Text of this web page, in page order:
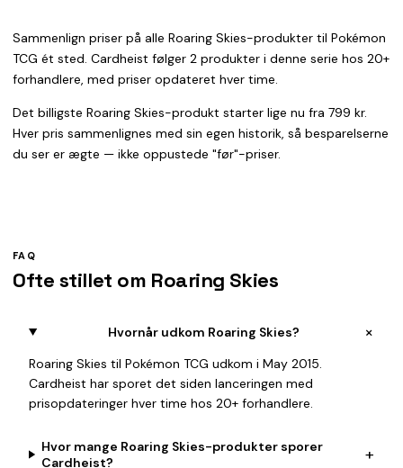
Sammenlign priser på alle Roaring Skies-produkter til Pokémon
TCG ét sted. Cardheist følger 2 produkter i denne serie hos 20+
forhandlere, med priser opdateret hver time.
Det billigste Roaring Skies-produkt starter lige nu fra 799 kr.
Hver pris sammenlignes med sin egen historik, så besparelserne
du ser er ægte — ikke oppustede "før"-priser.
FAQ
Ofte stillet om Roaring Skies
Hvornår udkom Roaring Skies? +
Roaring Skies til Pokémon TCG udkom i May 2015.
Cardheist har sporet det siden lanceringen med
prisopdateringer hver time hos 20+ forhandlere.
Hvor mange Roaring Skies-produkter sporer
Cardheist?
+